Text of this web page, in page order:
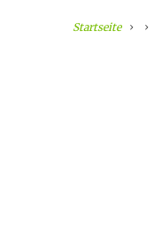
Startseite